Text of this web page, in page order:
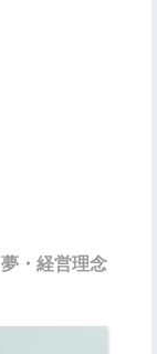
夢・経営理念